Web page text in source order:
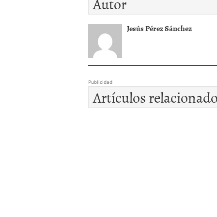
Jesús Pérez Sánchez
Publicidad
Artículos